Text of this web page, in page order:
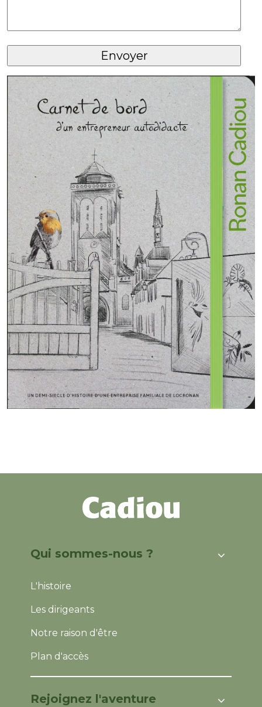
Qui sommes-nous ?
L'histoire
Les dirigeants
Notre raison d'être
Plan d'accès
Rejoignez l'aventure